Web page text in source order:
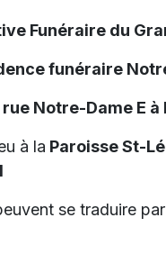
Funéraire du
funéraire
Notre-Dame E à
à la Paroisse St-
se traduire